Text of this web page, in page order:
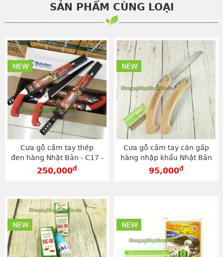
SẢN PHẨM CÙNG LOẠI
Cưa gỗ cầm tay thép
đen hàng Nhật Bản - C17 -
C17
250,000đ
NEW
Cưa gỗ cầm tay cán gấp
hàng nhập khẩu Nhật Bản
sắc bén - C16 - C16
95,000đ
NEW
NEW NEW